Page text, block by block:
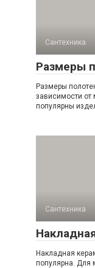
Сантехника
Размеры
Размеры
зависимости
популярны
Сантехника
Накладная
популярна. Для